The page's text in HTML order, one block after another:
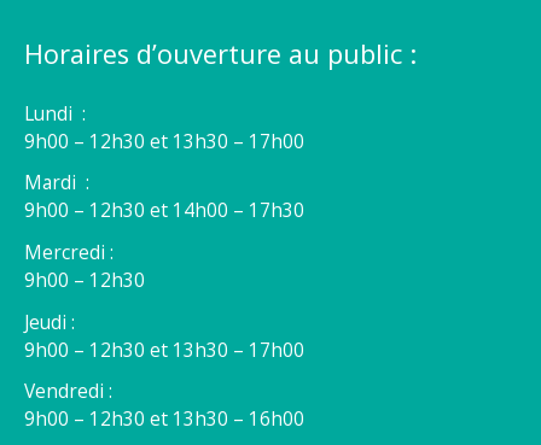
Horaires d’ouverture au public :
Lundi :
9h00 – 12h30 et 13h30 – 17h00
Mardi :
9h00 – 12h30 et 14h00 – 17h30
Mercredi :
9h00 – 12h30
Jeudi :
9h00 – 12h30 et 13h30 – 17h00
Vendredi :
9h00 – 12h30 et 13h30 – 16h00